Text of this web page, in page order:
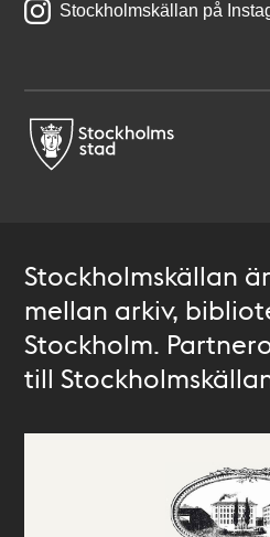
Stockholmskällan på
Stockholmskällan
mellan arkiv,
Stockholm.
till